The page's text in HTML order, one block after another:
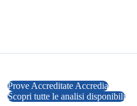
Prove Accreditate Accredia
Scopri tutte le analisi disponibili